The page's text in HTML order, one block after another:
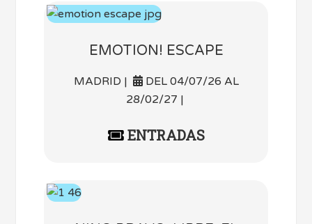
EMOTION! ESCAPE
MADRID |
DEL 04/07/26 AL
28/02/27 |
ENTRADAS